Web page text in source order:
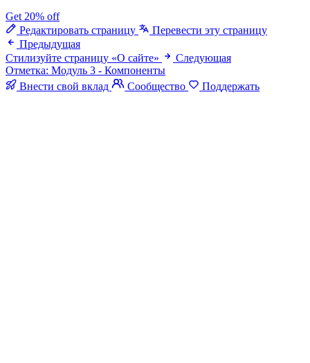
Get 20% off
Редактировать страницу
Перевести эту страницу
Предыдущая
Стилизуйте страницу «О сайте»
Следующая
Отметка: Модуль 3 - Компоненты
Внести свой вклад
Сообщество Поддержать